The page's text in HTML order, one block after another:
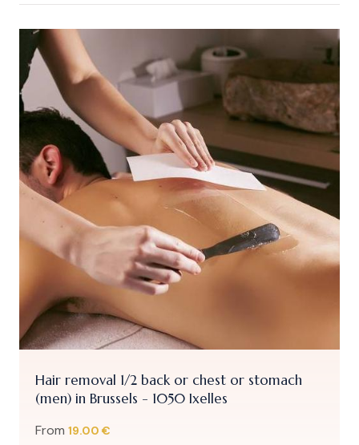
Hair removal 1/2 back or chest or stomach
(men) in Brussels - 1050 Ixelles
From 19.00 €